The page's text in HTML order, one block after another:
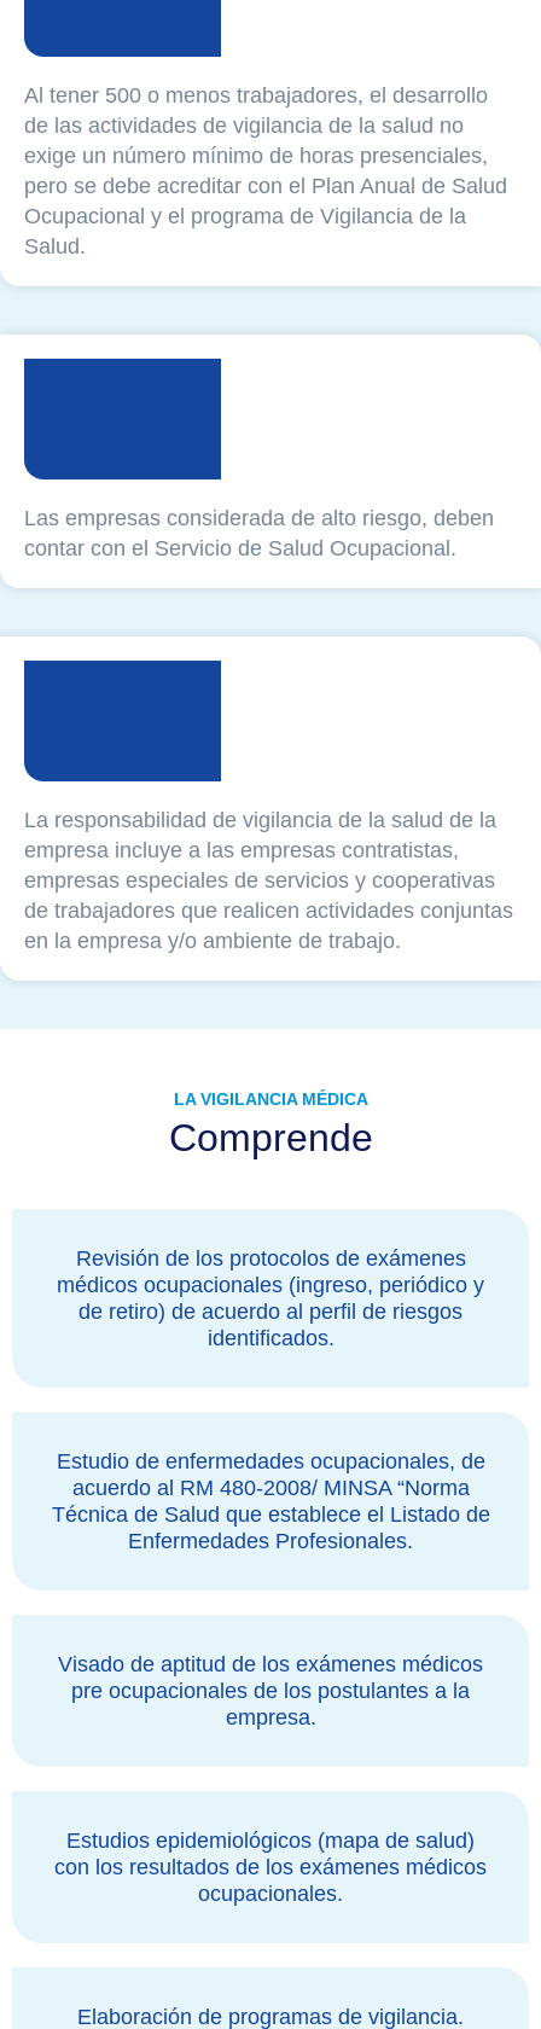
Al tener 500 o menos trabajadores, el desarrollo
de las actividades de vigilancia de la salud no
exige un número mínimo de horas presenciales,
pero se debe acreditar con el Plan Anual de Salud
Ocupacional y el programa de Vigilancia de la
Salud.
Las empresas considerada de alto riesgo, deben
contar con el Servicio de Salud Ocupacional.
La responsabilidad de vigilancia de la salud de la
empresa incluye a las empresas contratistas,
empresas especiales de servicios y cooperativas
de trabajadores que realicen actividades conjuntas
en la empresa y/o ambiente de trabajo.
LA VIGILANCIA MÉDICA
Comprende
Revisión de los protocolos de exámenes
médicos ocupacionales (ingreso, periódico y
de retiro) de acuerdo al perfil de riesgos
identificados.
Estudio de enfermedades ocupacionales, de
acuerdo al RM 480-2008/ MINSA “Norma
Técnica de Salud que establece el Listado de
Enfermedades Profesionales.
Visado de aptitud de los exámenes médicos
pre ocupacionales de los postulantes a la
empresa.
Estudios epidemiológicos (mapa de salud)
con los resultados de los exámenes médicos
ocupacionales.
Elaboración de programas de vigilancia.